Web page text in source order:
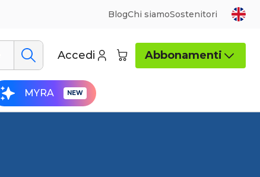
BlogChi siamoSostenitori
Accedi Abbonamenti
MYRA